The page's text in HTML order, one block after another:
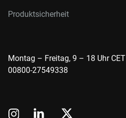
Produktsicherheit
Montag – Freitag, 9 – 18 Uhr CET
00800-27549338